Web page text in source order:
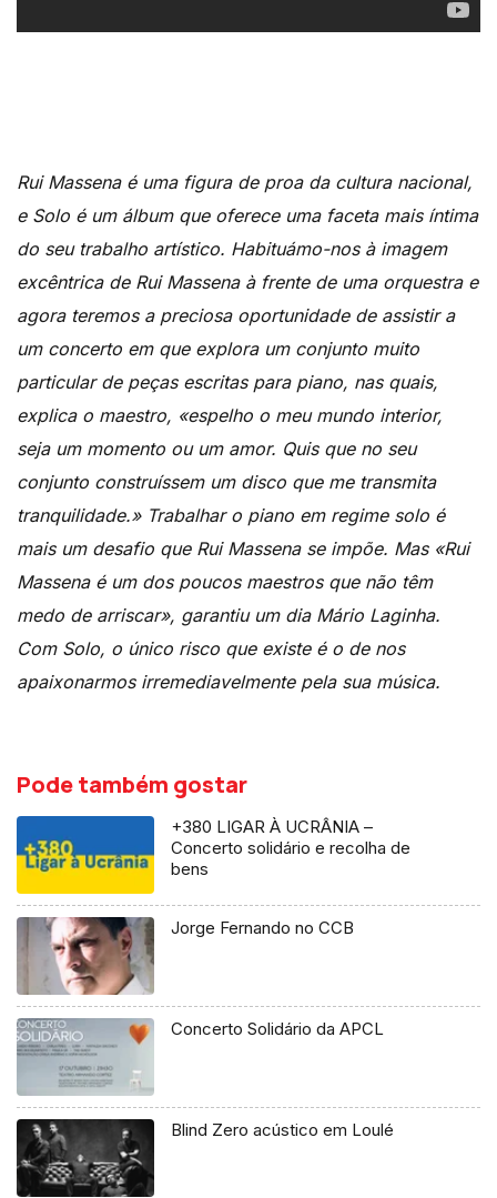
Rui Massena é uma figura de proa da cultura nacional,
e Solo é um álbum que oferece uma faceta mais íntima
do seu trabalho artístico. Habituámo-nos à imagem
excêntrica de Rui Massena à frente de uma orquestra e
agora teremos a preciosa oportunidade de assistir a
um concerto em que explora um conjunto muito
particular de peças escritas para piano, nas quais,
explica o maestro, «espelho o meu mundo interior,
seja um momento ou um amor. Quis que no seu
conjunto construíssem um disco que me transmita
tranquilidade.» Trabalhar o piano em regime solo é
mais um desafio que Rui Massena se impõe. Mas «Rui
Massena é um dos poucos maestros que não têm
medo de arriscar», garantiu um dia Mário Laginha.
Com Solo, o único risco que existe é o de nos
apaixonarmos irremediavelmente pela sua música.
Pode também gostar
+380 LIGAR À UCRÂNIA –
Concerto solidário e recolha de
bens
Jorge Fernando no CCB
Concerto Solidário da APCL
Blind Zero acústico em Loulé